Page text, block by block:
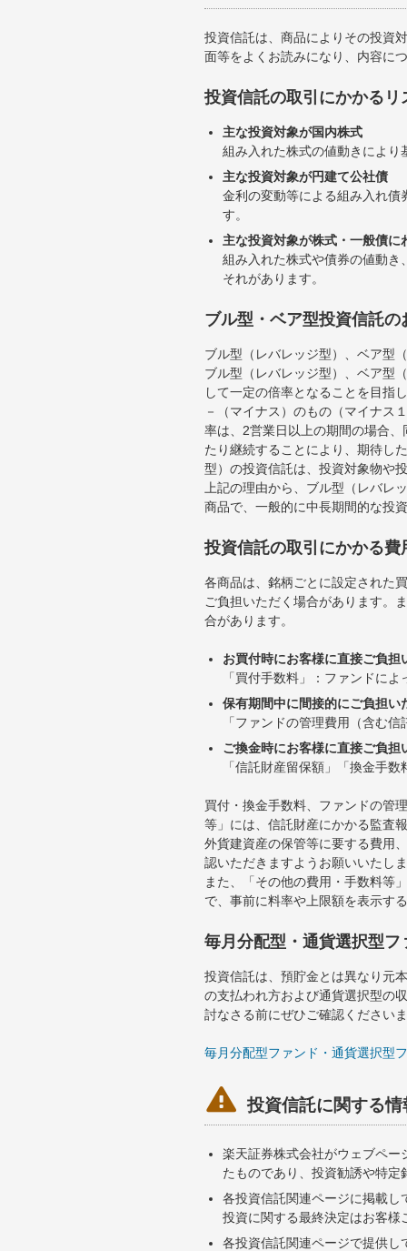
投資信託は、商品によりその投資
面等をよくお読みになり、内容に
投資信託の取引にかかるリ
主な投資対象が国内株式
組み入れた株式の値動きによ
主な投資対象が円建て公社債
金利の変動等による組み入れ
す。
主な投資対象が株式・一般債
組み入れた株式や債券の値動
それがあります。
ブル型・ベア型投資信託
ブル型（レバレッジ型）、ベア型
ブル型（レバレッジ型）、ベア型
して一定の倍率となることを目指
－（マイナス）のもの（マイナス
率は、2営業日以上の期間の場合
たり継続することにより、期待し
型）の投資信託は、投資対象物や
上記の理由から、ブル型（レバレ
商品で、一般的に中長期間的な投
投資信託の取引にかかる費
各商品は、銘柄ごとに設定された
ご負担いただく場合があります。
合があります。
お買付時にお客様に直接ご負担
「買付手数料」：ファンドに
保有期間中に間接的にご負担い
「ファンドの管理費用（含む
ご換金時にお客様に直接ご負担
「信託財産留保額」「換金手
買付・換金手数料、ファンドの管
等」には、信託財産にかかる監査
外貨建資産の保管等に要する費用
認いただきますようお願いいたし
また、「その他の費用・手数料等
で、事前に料率や上限額を表示す
毎月分配型・通貨選択型
投資信託は、預貯金とは異なり元
の支払われ方および通貨選択型の
討なさる前にぜひご確認ください
毎月分配型ファンド・通貨選択型
 投資信託に関する
楽天証券株式会社がウェブペ
たものであり、投資勧誘や特
各投資信託関連ページに掲載
投資に関する最終決定はお客
各投資信託関連ページで提供